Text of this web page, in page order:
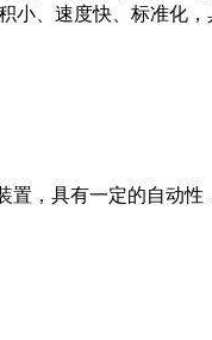
小、速度快、标准化
，具有一定的自动